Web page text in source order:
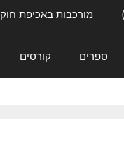
מורכבות באכיפת חוק
ספרים קורסים